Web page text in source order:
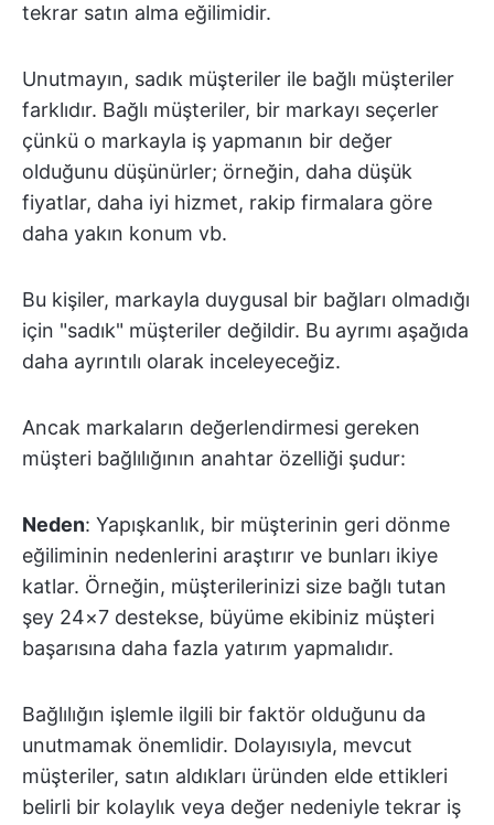
tekrar satın alma eğilimidir.
Unutmayın, sadık müşteriler ile bağlı müşteriler
farklıdır. Bağlı müşteriler, bir markayı seçerler
çünkü o markayla iş yapmanın bir değer
olduğunu düşünürler; örneğin, daha düşük
fiyatlar, daha iyi hizmet, rakip firmalara göre
daha yakın konum vb.
Bu kişiler, markayla duygusal bir bağları olmadığı
için "sadık" müşteriler değildir. Bu ayrımı aşağıda
daha ayrıntılı olarak inceleyeceğiz.
Ancak markaların değerlendirmesi gereken
müşteri bağlılığının anahtar özelliği şudur:
Neden: Yapışkanlık, bir müşterinin geri dönme
eğiliminin nedenlerini araştırır ve bunları ikiye
katlar. Örneğin, müşterilerinizi size bağlı tutan
şey 24×7 destekse, büyüme ekibiniz müşteri
başarısına daha fazla yatırım yapmalıdır.
Bağlılığın işlemle ilgili bir faktör olduğunu da
unutmamak önemlidir. Dolayısıyla, mevcut
müşteriler, satın aldıkları üründen elde ettikleri
belirli bir kolaylık veya değer nedeniyle tekrar iş